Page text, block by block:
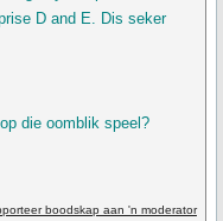
D and E. Dis seker
die oomblik speel?
boodskap aan 'n moderator